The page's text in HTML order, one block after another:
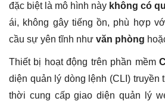
đặc biệt là mô hình này không có
ái, không gây tiếng ồn, phù hợp
cầu sự yên tĩnh như văn phòng
Thiết bị hoạt động trên phần mềm
diện quản lý dòng lệnh (CLI) truyền
thời cung cấp giao diện quản lý